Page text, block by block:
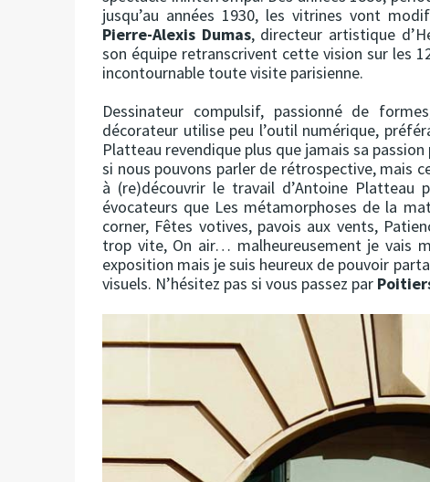
jusqu’au années 1930, les vitrines vont
Pierre-Alexis Dumas, directeur artistique
son équipe retranscrivent cette vision sur les
incontournable toute visite parisienne.
Dessinateur compulsif, passionné de
décorateur utilise peu l’outil numérique,
Platteau revendique plus que jamais sa
si nous pouvons parler de rétrospective, mais
à (re)découvrir le travail d’Antoine Platteau
évocateurs que Les métamorphoses de la
corner, Fêtes votives, pavois aux vents,
trop vite, On air… malheureusement je vais
exposition mais je suis heureux de pouvoir
visuels. N’hésitez pas si vous passez par